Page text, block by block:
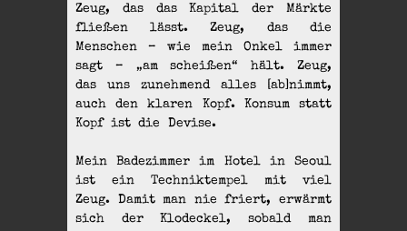
Zeug, das das Kapital der Märkte
fließen lässt. Zeug, das die
Menschen – wie mein Onkel immer
sagt – „am scheißen“ hält. Zeug,
das uns zunehmend alles [ab]nimmt,
auch den klaren Kopf. Konsum statt
Kopf ist die Devise.
Mein Badezimmer im Hotel in Seoul
ist ein Techniktempel mit viel
Zeug. Damit man nie friert, erwärmt
sich der Klodeckel, sobald man